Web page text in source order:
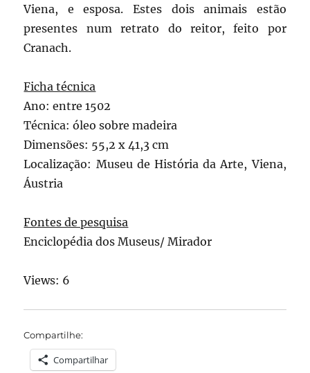
Viena, e esposa. Estes dois animais estão
presentes num retrato do reitor, feito por
Cranach.
Ficha técnica
Ano: entre 1502
Técnica: óleo sobre madeira
Dimensões: 55,2 x 41,3 cm
Localização: Museu de História da Arte, Viena,
Áustria
Fontes de pesquisa
Enciclopédia dos Museus/ Mirador
Views: 6
Compartilhe:
Compartilhar